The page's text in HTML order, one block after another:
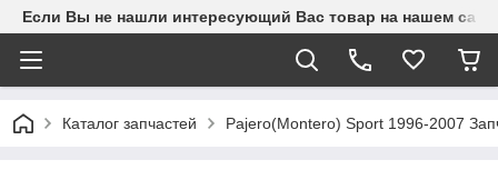
Если Вы не нашли интересующий Вас товар на нашем
Каталог запчастей Pajero(Montero) Sport 1996-2007